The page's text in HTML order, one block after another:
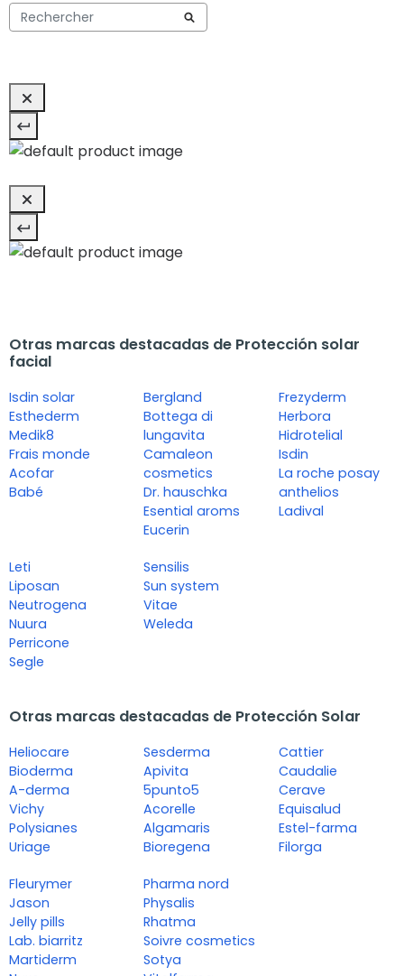
Otras marcas destacadas de Protección solar
facial
Isdin solar
Esthederm
Medik8
Frais monde
Acofar
Babé
Bergland
Bottega di
lungavita
Camaleon
cosmetics
Dr. hauschka
Esential aroms
Eucerin
Frezyderm
Herbora
Hidrotelial
Isdin
La roche posay
anthelios
Ladival
Leti
Liposan
Neutrogena
Nuura
Perricone
Segle
Sensilis
Sun system
Vitae
Weleda
Otras marcas destacadas de Protección Solar
Heliocare
Bioderma
A-derma
Vichy
Polysianes
Uriage
Sesderma
Apivita
5punto5
Acorelle
Algamaris
Bioregena
Cattier
Caudalie
Cerave
Equisalud
Estel-farma
Filorga
Fleurymer
Jason
Jelly pills
Lab. biarritz
Martiderm
Pharma nord
Physalis
Rhatma
Soivre cosmetics
Sotya